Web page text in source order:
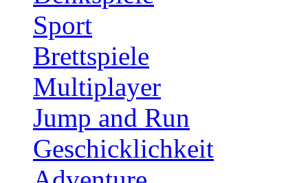
Sport
Brettspiele
Multiplayer
Jump and Run
Geschicklichkeit